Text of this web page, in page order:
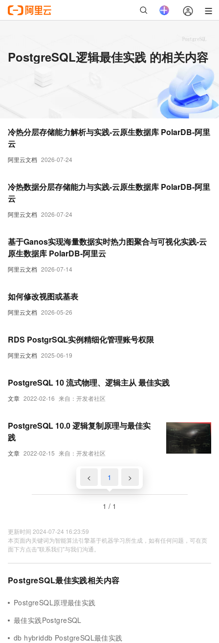
PostgreSQL逻辑最佳实践 的相关内容
阿里云文档 2026-07-24
冷热分层存储能力解析与实践-云原生数据库 PolarDB-阿里
云
阿里云文档 2026-07-24
冷热数据分层存储能力与实践-云原生数据库 PolarDB-阿里
云
阿里云文档 2026-07-14
基于Ganos实现海量数据实时热力图聚合与可视化实践-云
原生数据库 PolarDB-阿里云
阿里云文档 2026-05-26
如何修改视图或基表
阿里云文档 2025-06-19
RDS PostgrSQL实例精细化管理账号权限
文章 2022-02-16 来自：开发者社区
PostgreSQL 10 流式物理、逻辑主从 最佳实践
文章 2022-02-15 来自：开发者社区
PostgreSQL 10.0 逻辑复制原理与最佳实
践
< 1 >
1 / 1
更新时间 2024-07-24 16:23:59
本页面内关键词为智能算法引擎基于机器学习所生成，如有任何问题，可在页
面下方点击"联系我们"与我们沟通。
PostgreSQL最佳实践相关内容
PostgreSQL原理最佳实践
最佳实践PostgreSQL
db hybriddb PostgreSQL最佳实践